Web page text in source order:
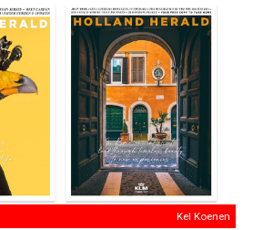
Kel Koenen